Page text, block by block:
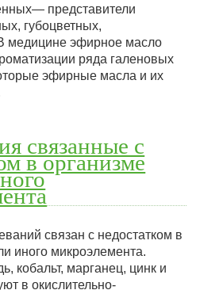
представители
губоцветных,
медицине эфирное масло
ряда галеновых
эфирные масла и их
связанные с
в организме
связан с недостатком в
иного микроэлемента.
кобальт, марганец, цинк и
в окислительно-